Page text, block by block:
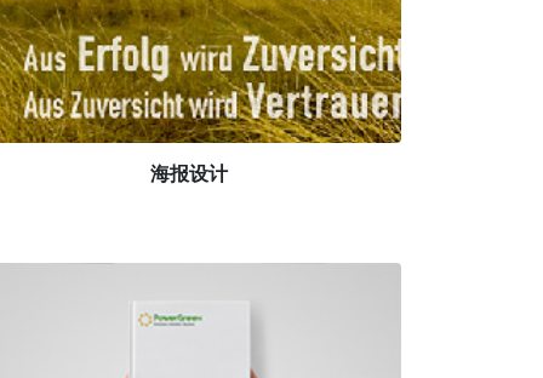
海报设计